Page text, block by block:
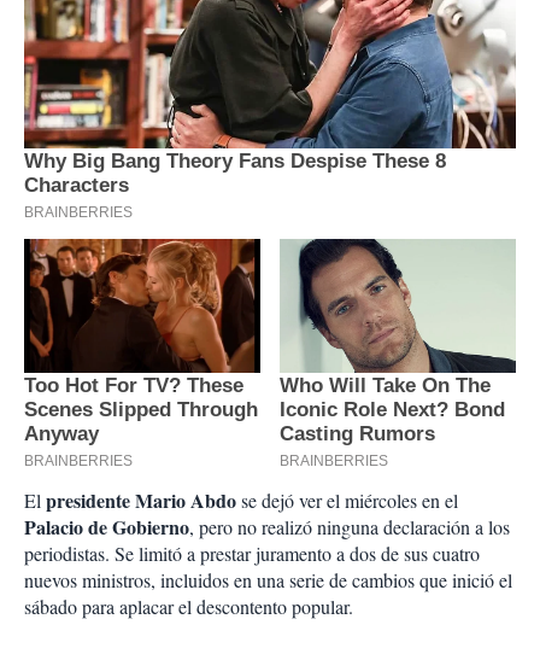
Elpresidente Mario Abdose dejó ver el miércoles en el
Palacio de Gobierno, pero no realizó ninguna declaración a los
periodistas. Se limitó a prestar juramento a dos de sus cuatro
nuevos ministros, incluidos en una serie de cambios que inició el
sábado para aplacar el descontento popular.